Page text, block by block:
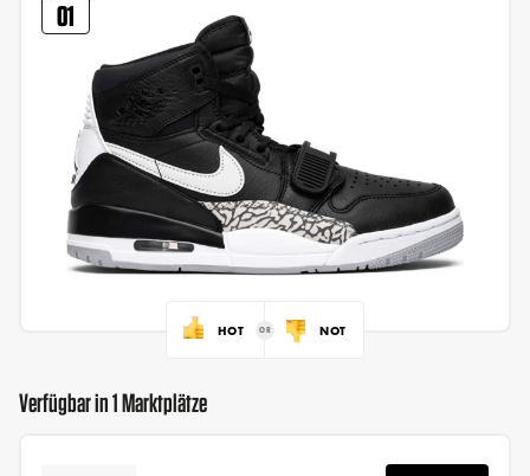
01
HOT NOT
Verfügbar in 1 Marktplätze